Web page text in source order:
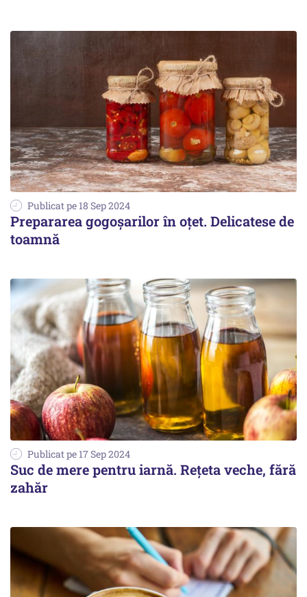
Publicat pe 18 Sep 2024
Prepararea gogoșarilor în oțet. Delicatese de
toamnă
Publicat pe 17 Sep 2024
Suc de mere pentru iarnă. Rețeta veche, fără
zahăr